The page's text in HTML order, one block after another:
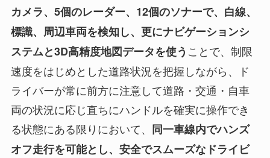
カメラ、5個のレーダー、12個のソナーで、白線、
標識、周辺車両を検知し、更にナビゲーションシ
ステムと3D高精度地図データを使う ことで、制限
速度をはじめとした道路状況を把握しながら、ド
ライバーが常に前方に注意して道路・交通・自車
両の状況に応じ直ちにハンドルを確実に操作でき
る状態にある限りにおいて、 同一車線内でハンズ
オフ走行を可能とし、安全でスムーズなドライビ